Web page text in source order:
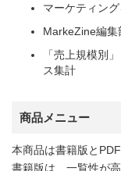
マーケティン
MarkeZine編集
「売上規模別
ス集計
商品メニュー
本商品は書籍版と
書籍版は、一覧性が